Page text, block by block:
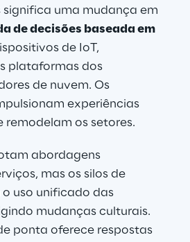
significa uma mudança em
de decisões baseada em
de IoT,
plataformas dos
de nuvem. Os
experiências
remodelam os setores.
abordagens
mas os silos de
uso unificado das
mudanças culturais.
ponta oferece respostas